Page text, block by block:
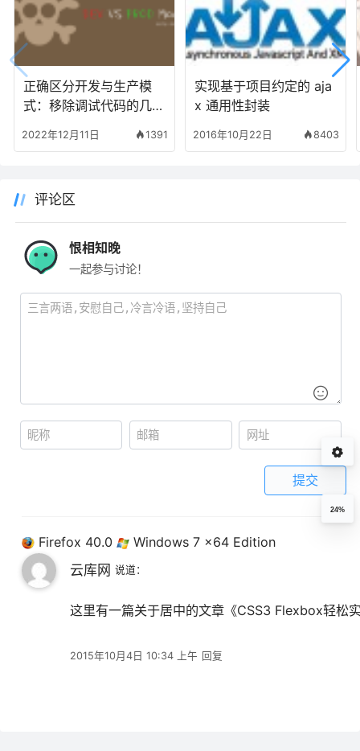
正确区分开发与生产模
式：移除调试代码的几种
2022年12月11日 1391
实现基于项目约定的 aja
x 通用性封装
2016年10月22日 8403
评论区
恨相知晚
一起参与讨论！
提交
云库网 说道：
2015年10月4日 10:34 上午
Firefox 40.0 Windows 7 x64 Edition
这里有一篇关于居中的文章《CSS3 Flexbox轻
回复
24%